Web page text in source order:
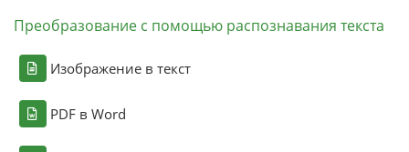
Преобразование с помощью распознавания текста
Изображение в текст
PDF в Word